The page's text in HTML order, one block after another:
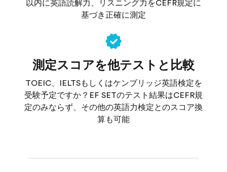
以内に英語読解力、リスニング力をCEFR規定に
基づき正確に測定
測定スコアを他テストと比較
TOEIC、IELTSもしくはケンブリッジ英語検定を
受験予定ですか？EF SETのテスト結果はCEFR規
定のみならず、その他の英語力検定とのスコア換
算も可能